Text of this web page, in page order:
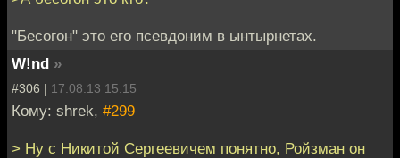
"Бесогон" это его псевдоним в ынтырнетах.
W!nd »
#306 | 17.08.13 15:15
Кому: shrek, #299
> Ну с Никитой Сергеевичем понятно, Ройзман он